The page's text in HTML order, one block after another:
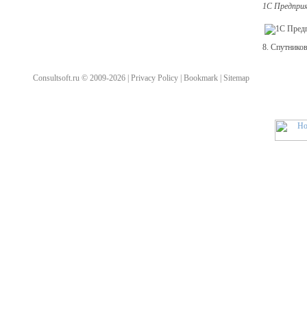
1C
8.
Consultsoft.ru © 2009-2026 | Privacy Policy | Bookmark | Sitemap